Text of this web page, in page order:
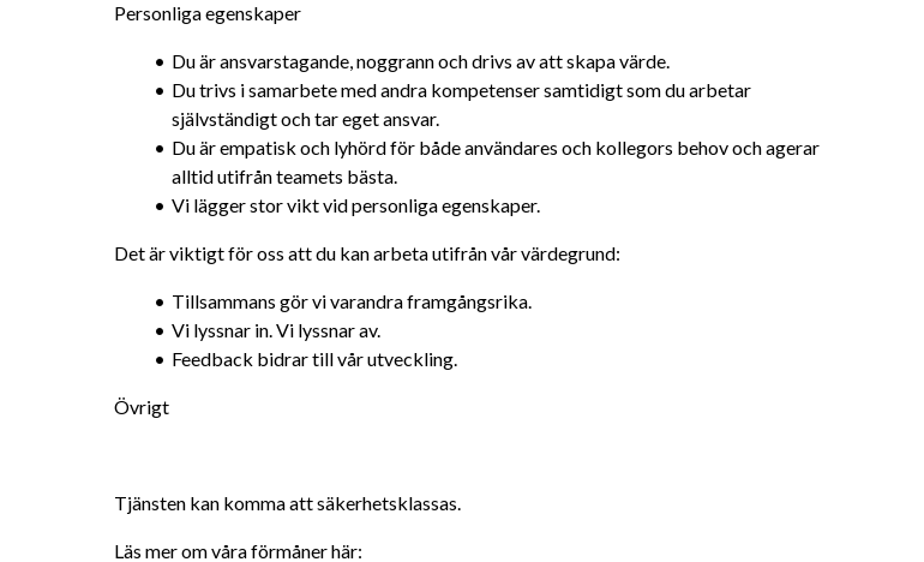
Personliga egenskaper
Du är ansvarstagande, noggrann och drivs av att skapa värde.
Du trivs i samarbete med andra kompetenser samtidigt som du arbetar
självständigt och tar eget ansvar.
Du är empatisk och lyhörd för både användares och kollegors behov och agerar
alltid utifrån teamets bästa.
Vi lägger stor vikt vid personliga egenskaper.
Det är viktigt för oss att du kan arbeta utifrån vår värdegrund:
Tillsammans gör vi varandra framgångsrika.
Vi lyssnar in. Vi lyssnar av.
Feedback bidrar till vår utveckling.
Övrigt
Tjänsten kan komma att säkerhetsklassas.
Läs mer om våra förmåner här: